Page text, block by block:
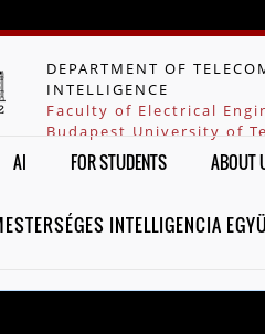
DEPARTMENT OF
INTELLIGENCE
Faculty of Electrical
Budapest University of
AI FOR STUDENTS ABOUT
INTELLIGENCIA